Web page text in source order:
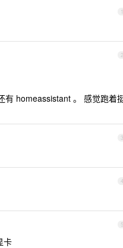
1
2
有 homeassistant 。 感觉跑着
3
4
5
卡